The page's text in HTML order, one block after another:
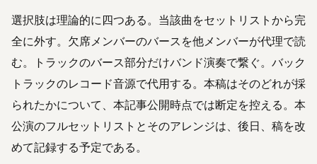
選択肢は理論的に四つある。当該曲をセットリストから完
全に外す。欠席メンバーのバースを他メンバーが代理で読
む。トラックのバース部分だけバンド演奏で繋ぐ。バック
トラックのレコード音源で代用する。本稿はそのどれが採
られたかについて、本記事公開時点では断定を控える。本
公演のフルセットリストとそのアレンジは、後日、稿を改
めて記録する予定である。